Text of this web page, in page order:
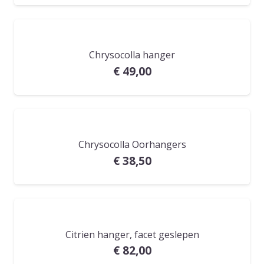
Chrysocolla hanger
€49,00
Chrysocolla Oorhangers
€38,50
Citrien hanger, facet geslepen
€82,00